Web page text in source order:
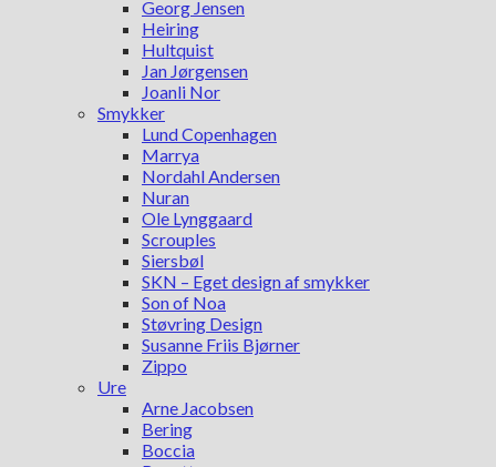
Georg Jensen
Heiring
Hultquist
Jan Jørgensen
Joanli Nor
Smykker
Lund Copenhagen
Marrya
Nordahl Andersen
Nuran
Ole Lynggaard
Scrouples
Siersbøl
SKN – Eget design af smykker
Son of Noa
Støvring Design
Susanne Friis Bjørner
Zippo
Ure
Arne Jacobsen
Bering
Boccia